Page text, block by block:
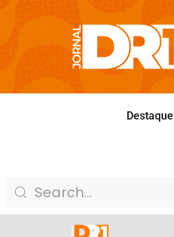
Destaque